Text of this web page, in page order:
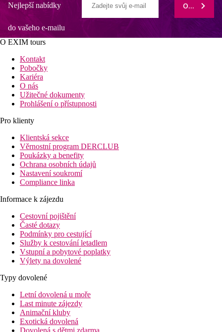
Nejlepší nabídky
do vašeho e-mailu
ODEBÍRAT
O EXIM tours
Kontakt
Pobočky
Kariéra
O nás
Užitečné dokumenty
Prohlášení o přístupnosti
Pro klienty
Klientská sekce
Věrnostní program DERCLUB
Poukázky a benefity
Ochrana osobních údajů
Nastavení soukromí
Compliance linka
Informace k zájezdu
Cestovní pojištění
Časté dotazy
Podmínky pro cestující
Služby k cestování letadlem
Vstupní a pobytové poplatky
Výlety na dovolené
Typy dovolené
Letní dovolená u moře
Last minute zájezdy
Animační kluby
Exotická dovolená
Dovolená s dětmi zdarma